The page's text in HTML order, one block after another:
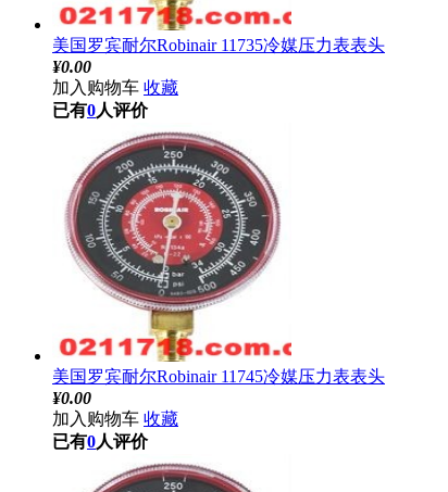
美国罗宾耐尔Robinair 11735冷媒压力表表头
¥0.00
加入购物车 收藏
已有0人评价
美国罗宾耐尔Robinair 11745冷媒压力表表头
¥0.00
加入购物车 收藏
已有0人评价